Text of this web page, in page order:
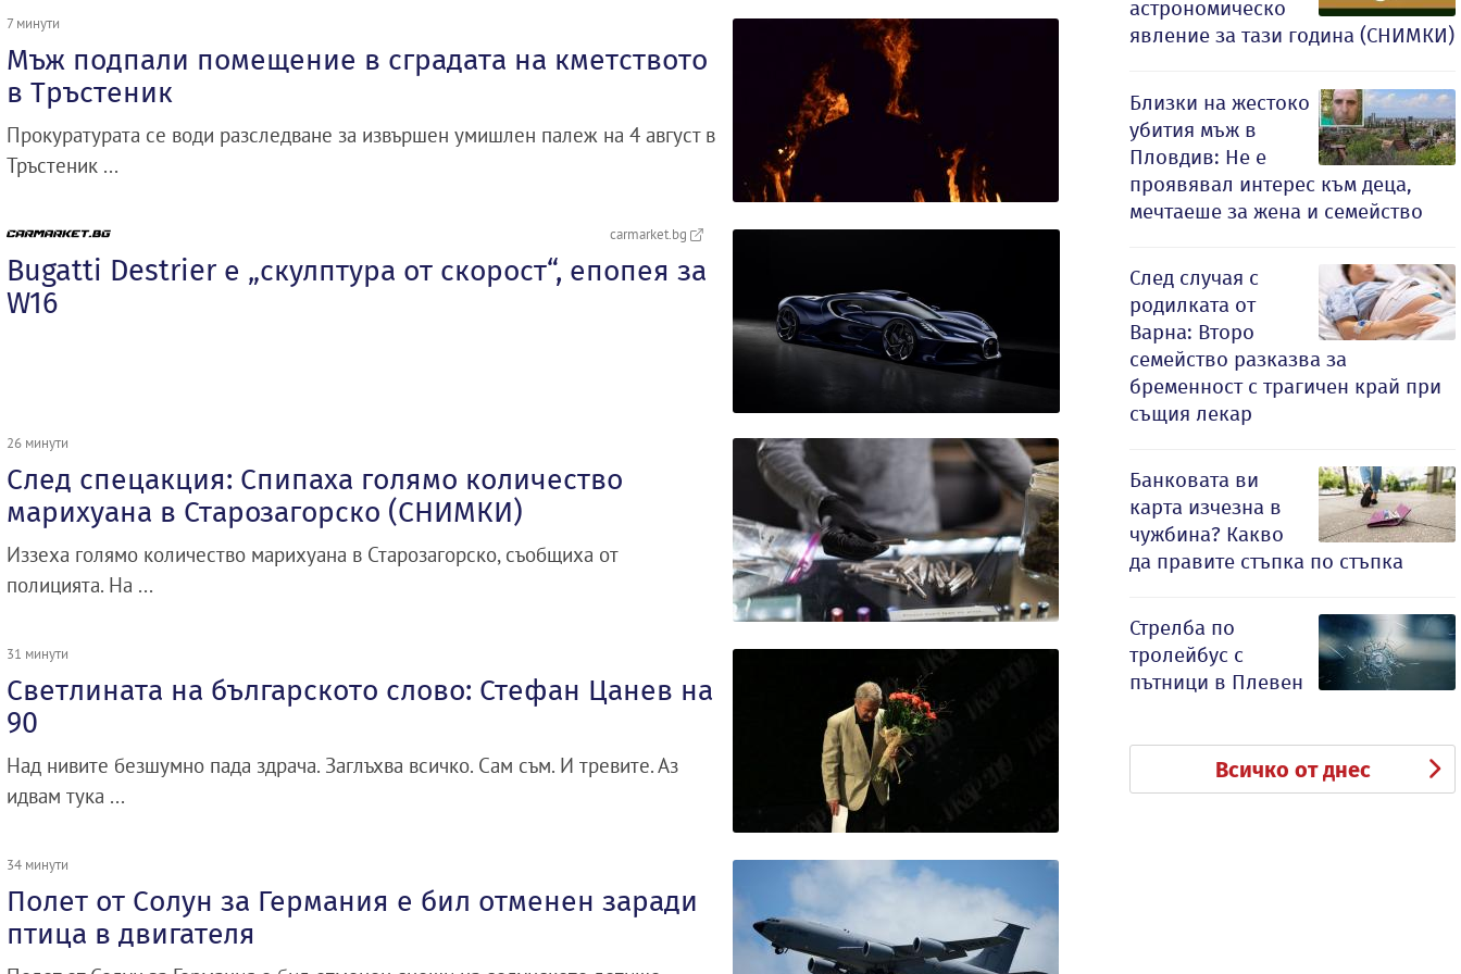
7 минути
Мъж подпали помещение в сградата на кметството
в Тръстеник
Прокуратурата се води разследване за извършен умишлен палеж на 4 август в
Тръстеник ...
carmarket.bg
Bugatti Destrier е „скулптура от скорост“, епопея за
W16
26 минути
След спецакция: Спипаха голямо количество
марихуана в Старозагорско (СНИМКИ)
Иззеха голямо количество марихуана в Старозагорско, съобщиха от
полицията. На ...
31 минути
Светлината на българското слово: Стефан Цанев на
90
Над нивите безшумно пада здрача. Заглъхва всичко. Сам съм. И тревите. Аз
идвам тука ...
34 минути
Полет от Солун за Германия е бил отменен заради
птица в двигателя
астрономическо
явление за тази година (СНИМКИ)
Близки на жестоко
убития мъж в
Пловдив: Не е
проявявал интерес към деца,
мечтаеше за жена и семейство
След случая с
родилката от
Варна: Второ
семейство разказва за
бременност с трагичен край при
същия лекар
Банковата ви
карта изчезна в
чужбина? Какво
да правите стъпка по стъпка
Стрелба по
тролейбус с
пътници в Плевен
Всичко от днес